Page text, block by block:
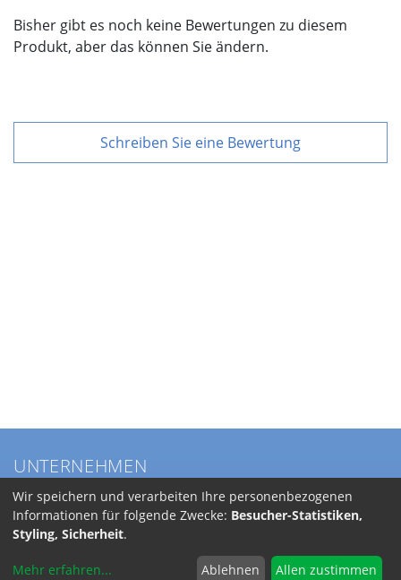
Bisher gibt es noch keine Bewertungen zu diesem
Produkt, aber das können Sie ändern.
Schreiben Sie eine Bewertung
UNTERNEHMEN
Über BKL
Service
Anfahrt
Jobs
Wir speichern und verarbeiten Ihre personenbezogenen
Informationen für folgende Zwecke: Besucher-Statistiken,
Styling, Sicherheit.
Mehr erfahren... Ablehnen Allen zustimmen